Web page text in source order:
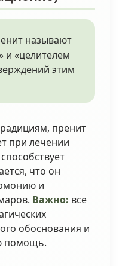
называют
и «целителем
этим
пренит
при лечении
что он
и
Важно: все
обоснования и
помощь.